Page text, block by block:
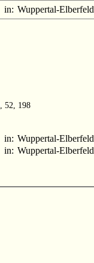
in: Wuppertal-Elberfeld
52, 198
in: Wuppertal-Elberfeld
in: Wuppertal-Elberfeld